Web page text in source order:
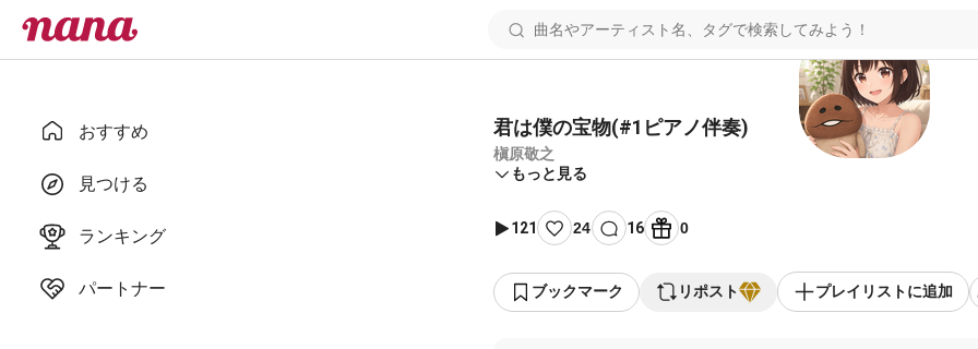
おすすめ
見つける
ランキング
パートナー
君は僕の宝物(#1ピアノ伴奏)
槇原敬之
もっと見る
121 24 16 0
ブックマーク リポスト プレイリストに追加